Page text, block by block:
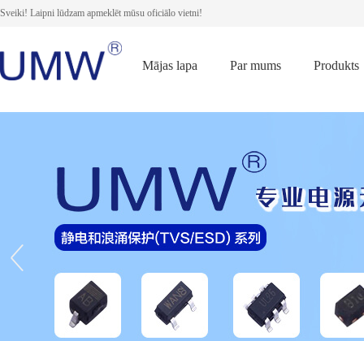
Sveiki! Laipni lūdzam apmeklēt mūsu oficiālo vietni!
Mājas lapa Par mums Produkts